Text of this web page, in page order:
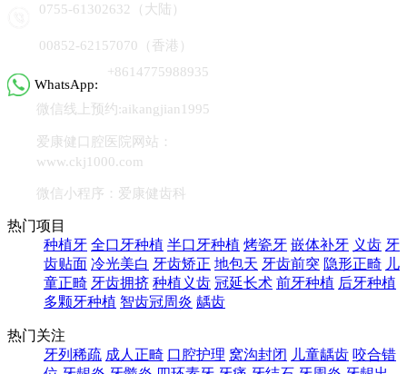
0755-61302632（大陆）
00852-62157070（香港）
WhatsApp:
+8614775988935
微信线上预约:aikangjian1995
爱康健口腔医院网站：
www.ckj1000.com
微信小程序：爱康健齿科
热门项目
种植牙 全口牙种植 半口牙种植 烤瓷牙 嵌体补牙 义齿 牙
齿贴面 冷光美白 牙齿矫正 地包天 牙齿前突 隐形正畸 儿
童正畸 牙齿拥挤 种植义齿 冠延长术 前牙种植 后牙种植
多颗牙种植 智齿冠周炎 龋齿
热门关注
牙列稀疏 成人正畸 口腔护理 窝沟封闭 儿童龋齿 咬合错